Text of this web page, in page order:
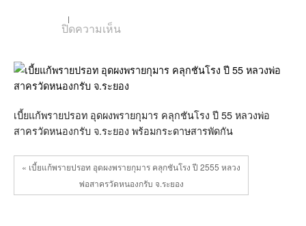
ปิดความเห็นบน
ปรอท
อุด
ผง
กุมาร
คลุก
ชันโรง
55
หลวง
พ่อ
สาคร
เบี้ยแก้พรายปรอท อุดผงพรายกุมาร คลุกชันโรง ปี 55 หลวงพ่อ
สาครวัดหนองกรับ จ.ระยอง พร้อมกระดาษสารพัดกัน
« เบี้ยแก้พรายปรอท อุดผงพรายกุมาร คลุกชันโรง ปี 2555 หลวง
พ่อสาครวัดหนองกรับ จ.ระยอง